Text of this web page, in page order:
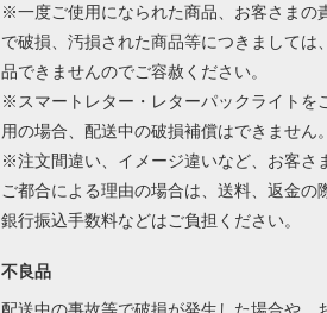
※一度ご使用になられた商品、お客さまの
で破損、汚損された商品等につきましては
品できませんのでご容赦ください。
※スマートレター・レターパックライトを
用の場合、配送中の破損補償はできません。
※注文間違い、イメージ違いなど、お客さ
ご都合による理由の場合は、送料、返金の
銀行振込手数料などはご負担ください。
不良品